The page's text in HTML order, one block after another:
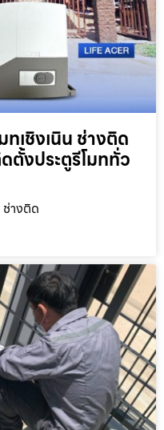
ทเชิงเนิน ช่างติด
ตั้งประตูรีโมททั่ว
ช่างติด